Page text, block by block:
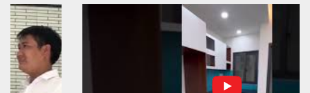
NHẬN CHÌA KHÓA – TRAO TỔ ẤM MỚI
TẠI PHƯỜNG AN LẠC
Địa điểm: Đường Lâm Hoành, phường An
LạcGia chủ: Anh Kỳ Xây Dựng Sao Việt chính